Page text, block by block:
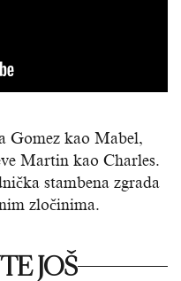
Gomez kao Mabel,
Martin kao Charles.
stambena zgrada
zločinima.
JOŠ